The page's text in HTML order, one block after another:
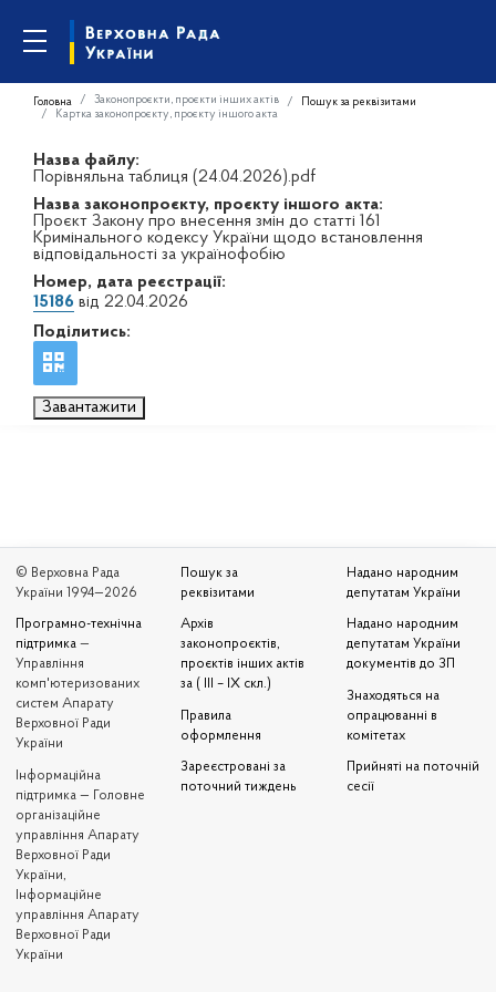
Головна Законопроєкти, проєкти інших актів
Пошук за реквізитами
Картка законопроєкту, проєкту іншого акта
Назва файлу:
Порівняльна таблиця (24.04.2026).pdf
Назва законопроєкту, проєкту іншого акта:
Проєкт Закону про внесення змін до статті 161
Кримінального кодексу України щодо встановлення
відповідальності за українофобію
Номер, дата реєстрації:
15186 від 22.04.2026
Поділитись:
Завантажити
© Верховна Рада
України 1994—2026
Програмно-технічна
підтримка —
Управління
комп'ютеризованих
систем Апарату
Верховної Ради
України
Iнформаційна
підтримка — Головне
організаційне
управління Апарату
Верховної Ради
України,
Інформаційне
управління Апарату
Верховної Ради
України
Пошук за
реквізитами
Архів
законопроєктів,
проєктів інших актів
за ( III – IX скл.)
Правила
оформлення
Зареєстровані за
поточний тиждень
Надано народним
депутатам України
Надано народним
депутатам України
документів до ЗП
Знаходяться на
опрацюванні в
комітетах
Прийняті на поточній
сесії